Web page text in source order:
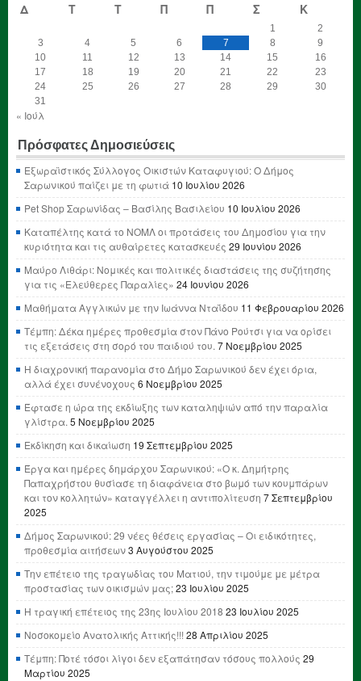
Δ
Τ Τ Π Π Σ Κ
1
2
3
4 5 6 7 8
9
10
11 12 13 14 15
16
17
18 19 20 21 22
23
24
25 26 27 28 29
30
31
« Ιούλ
Πρόσφατες Δημοσιεύσεις
Εξωραϊστικός Σύλλογος Οικιστών Καταφυγιού: Ο Δήμος
Σαρωνικού παίζει με τη φωτιά 10 Ιουλίου 2026
Pet Shop Σαρωνίδας – Βασίλης Βασιλείου 10 Ιουλίου 2026
Καταπέλτης κατά το ΝΟΜΛ οι προτάσεις του Δημοσίου για την
κυριότητα και τις αυθαίρετες κατασκευές 29 Ιουνίου 2026
Μαύρο Λιθάρι: Νομικές και πολιτικές διαστάσεις της συζήτησης
για τις «Ελεύθερες Παραλίες» 24 Ιουνίου 2026
Μαθήματα Αγγλικών με την Ιωάννα Νταΐδου 11 Φεβρουαρίου 2026
Τέμπη: Δέκα ημέρες προθεσμία στον Πάνο Ρούτσι για να ορίσει
τις εξετάσεις στη σορό του παιδιού του.7 Νοεμβρίου 2025
Η διαχρονική παρανομία στο Δήμο Σαρωνικού δεν έχει όρια,
αλλά έχει συνένοχους 6 Νοεμβρίου 2025
Έφτασε η ώρα της εκδίωξης των καταληψιών από την παραλία
γλίστρα.5 Νοεμβρίου 2025
Εκδίκηση και δικαίωση 19 Σεπτεμβρίου 2025
Έργα και ημέρες δημάρχου Σαρωνικού: «Ο κ. Δημήτρης
Παπαχρήστου θυσίασε τη διαφάνεια στο βωμό των κουμπάρων
και τον κολλητών» καταγγέλλει η αντιπολίτευση 7 Σεπτεμβρίου
2025
Δήμος Σαρωνικού: 29 νέες θέσεις εργασίας – Οι ειδικότητες,
προθεσμία αιτήσεων3 Αυγούστου 2025
Την επέτειο της τραγωδίας του Ματιού, την τιμούμε με μέτρα
προστασίας των οικισμών μας;23 Ιουλίου 2025
Η τραγική επέτειος της 23ης Ιουλίου 2018 23 Ιουλίου 2025
Νοσοκομείο Ανατολικής Αττικής!!! 28 Απριλίου 2025
Τέμπη: Ποτέ τόσοι λίγοι δεν εξαπάτησαν τόσους πολλούς 29
Μαρτίου 2025